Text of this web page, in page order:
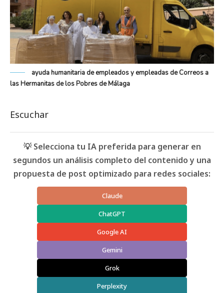
ayuda humanitaria de empleados y empleadas de Correos a
las Hermanitas de los Pobres de Málaga
Escuchar
💡 Selecciona tu IA preferida para generar en
segundos un análisis completo del contenido y una
propuesta de post optimizado para redes sociales:
Claude
ChatGPT
Google AI
Gemini
Grok
Perplexity